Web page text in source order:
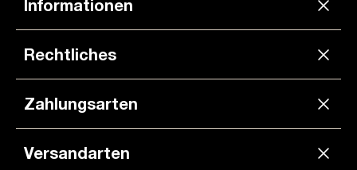
Informationen
Rechtliches
Zahlungsarten
Versandarten